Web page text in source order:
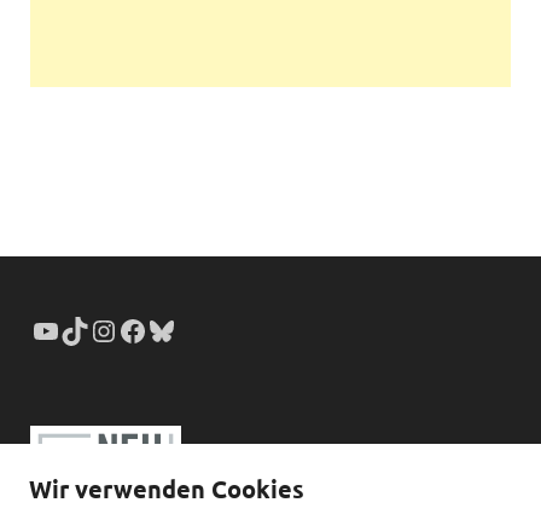
Wir verwenden Cookies